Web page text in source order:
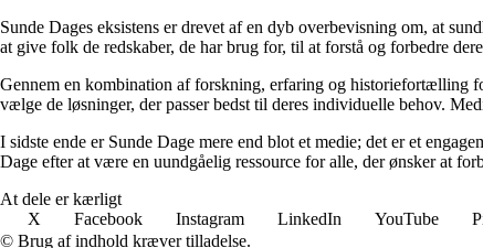
Sunde Dages eksistens er drevet af en dyb overbevisning om, at
at give folk de redskaber, de har brug for, til at forstå og forbedre
Gennem en kombination af forskning, erfaring og historiefortælling
vælge de løsninger, der passer bedst til deres individuelle behov.
I sidste ende er Sunde Dage mere end blot et medie; det er et
Dage efter at være en uundgåelig ressource for alle, der ønsker at
At dele er kærligt
X
Facebook Instagram LinkedIn YouTube
© Brug af indhold kræver tilladelse.